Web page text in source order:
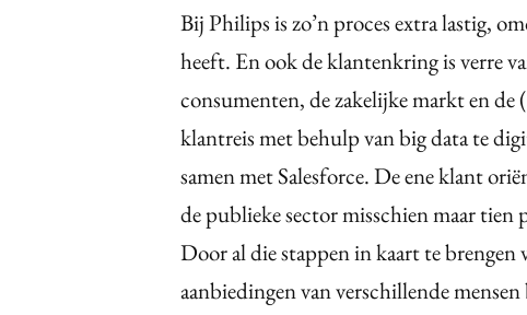
Bij Philips is zo’n proces extra lastig,
heeft. En ook de klantenkring is verre
consumenten, de zakelijke markt en de
klantreis met behulp van big data te
samen met Salesforce. De ene klant
de publieke sector misschien maar
Door al die stappen in kaart te
aanbiedingen van verschillende